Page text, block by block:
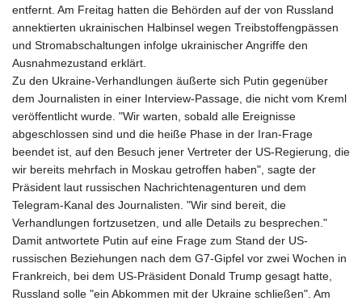
entfernt. Am Freitag hatten die Behörden auf der von Russland
annektierten ukrainischen Halbinsel wegen Treibstoffengpässen
und Stromabschaltungen infolge ukrainischer Angriffe den
Ausnahmezustand erklärt.
Zu den Ukraine-Verhandlungen äußerte sich Putin gegenüber
dem Journalisten in einer Interview-Passage, die nicht vom Kreml
veröffentlicht wurde. "Wir warten, sobald alle Ereignisse
abgeschlossen sind und die heiße Phase in der Iran-Frage
beendet ist, auf den Besuch jener Vertreter der US-Regierung, die
wir bereits mehrfach in Moskau getroffen haben", sagte der
Präsident laut russischen Nachrichtenagenturen und dem
Telegram-Kanal des Journalisten. "Wir sind bereit, die
Verhandlungen fortzusetzen, und alle Details zu besprechen."
Damit antwortete Putin auf eine Frage zum Stand der US-
russischen Beziehungen nach dem G7-Gipfel vor zwei Wochen in
Frankreich, bei dem US-Präsident Donald Trump gesagt hatte,
Russland solle "ein Abkommen mit der Ukraine schließen". Am